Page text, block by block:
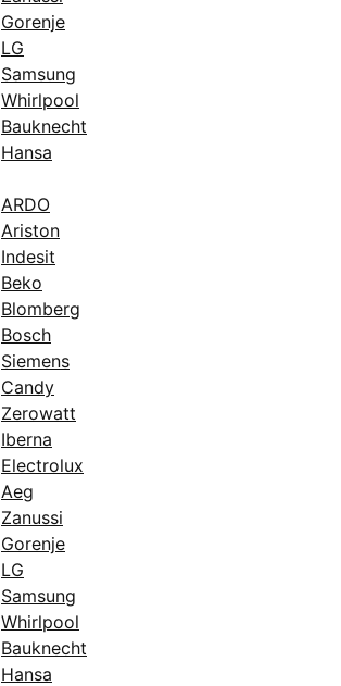
Gorenje
LG
Samsung
Whirlpool
Bauknecht
Hansa
ARDO
Ariston
Indesit
Beko
Blomberg
Bosch
Siemens
Candy
Zerowatt
Iberna
Electrolux
Aeg
Zanussi
Gorenje
LG
Samsung
Whirlpool
Bauknecht
Hansa